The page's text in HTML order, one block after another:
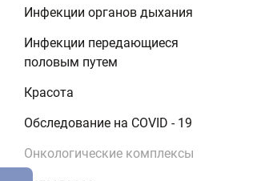
Инфекции органов дыхания
Инфекции передающиеся
половым путем
Красота
Обследование на COVID - 19
Онкологические комплексы